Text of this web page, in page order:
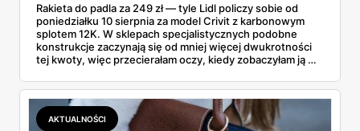
Rakieta do padla za 249 zł — tyle Lidl policzy sobie od
poniedziałku 10 sierpnia za model Crivit z karbonowym
splotem 12K. W sklepach specjalistycznych podobne
konstrukcje zaczynają się od mniej więcej dwukrotności
tej kwoty, więc przecierałam oczy, kiedy zobaczyłam ją w
najszybciej rosnący sport w Polsce: kortów przybywa
lawinowo, a chętnych jeszcze szybciej. Sprawdziłam, co
dokładnie dostajemy za te pieniądze i komu taka rakieta
faktycznie wystarczy.
AKTUALNOŚCI